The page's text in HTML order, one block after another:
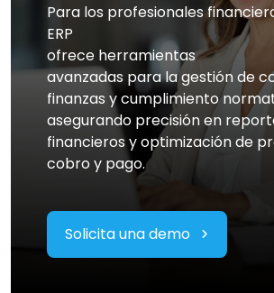
Para los profesionales
ERP
ofrece herramientas
avanzadas para la gestión de
finanzas y cumplimiento
asegurando precisión en
financieros y optimización de
cobro y pago.
Solicita una demo